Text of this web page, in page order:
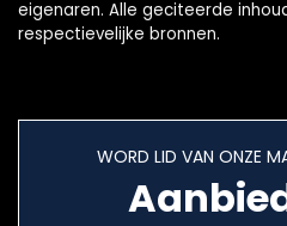
eigenaren. Alle geciteerde
respectievelijke bronnen.
WORD LID VAN ONZE